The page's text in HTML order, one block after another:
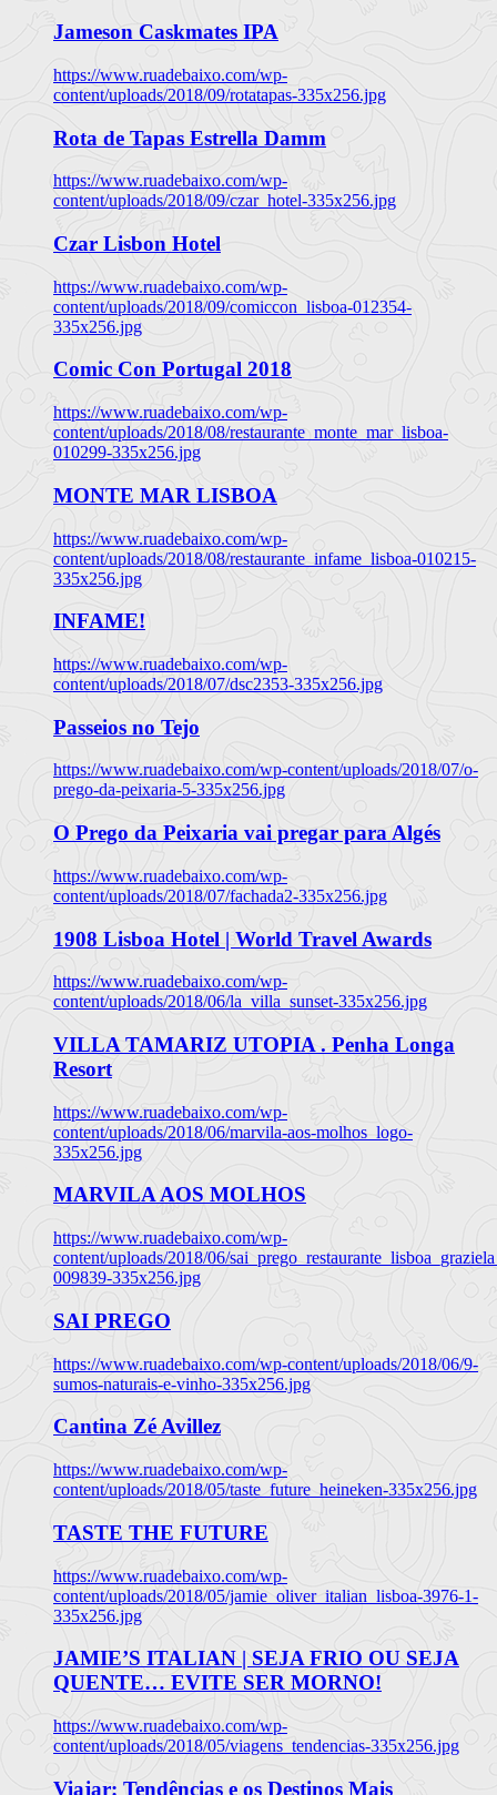
Jameson Caskmates IPA
https://www.ruadebaixo.com/wp-
content/uploads/2018/09/rotatapas-335x256.jpg
Rota de Tapas Estrella Damm
https://www.ruadebaixo.com/wp-
content/uploads/2018/09/czar_hotel-335x256.jpg
Czar Lisbon Hotel
https://www.ruadebaixo.com/wp-
content/uploads/2018/09/comiccon_lisboa-012354-
335x256.jpg
Comic Con Portugal 2018
https://www.ruadebaixo.com/wp-
content/uploads/2018/08/restaurante_monte_mar_lisboa-
010299-335x256.jpg
MONTE MAR LISBOA
https://www.ruadebaixo.com/wp-
content/uploads/2018/08/restaurante_infame_lisboa-010215-
335x256.jpg
INFAME!
https://www.ruadebaixo.com/wp-
content/uploads/2018/07/dsc2353-335x256.jpg
Passeios no Tejo
https://www.ruadebaixo.com/wp-content/uploads/2018/07/o-
prego-da-peixaria-5-335x256.jpg
O Prego da Peixaria vai pregar para Algés
https://www.ruadebaixo.com/wp-
content/uploads/2018/07/fachada2-335x256.jpg
1908 Lisboa Hotel | World Travel Awards
https://www.ruadebaixo.com/wp-
content/uploads/2018/06/la_villa_sunset-335x256.jpg
VILLA TAMARIZ UTOPIA . Penha Longa
Resort
https://www.ruadebaixo.com/wp-
content/uploads/2018/06/marvila-aos-molhos_logo-
335x256.jpg
MARVILA AOS MOLHOS
https://www.ruadebaixo.com/wp-
content/uploads/2018/06/
009839-335x256.jpg
SAI PREGO
https://www.ruadebaixo.com/wp-content/uploads/2018/06/9-
sumos-naturais-e-vinho-335x256.jpg
Cantina Zé Avillez
https://www.ruadebaixo.com/wp-
content/uploads/2018/05/taste_future_heineken-335x256.jpg
TASTE THE FUTURE
https://www.ruadebaixo.com/wp-
content/uploads/2018/05/jamie_oliver_italian_lisboa-3976-1-
335x256.jpg
JAMIE’S ITALIAN | SEJA FRIO OU SEJA
QUENTE… EVITE SER MORNO!
https://www.ruadebaixo.com/wp-
content/uploads/2018/05/viagens_tendencias-335x256.jpg
Viajar: Tendências e os Destinos Mais